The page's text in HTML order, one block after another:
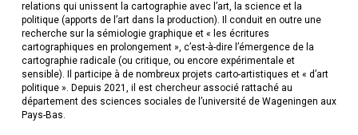
relations qui unissent la cartographie avec l’art, la science et la
politique (apports de l’art dans la production). Il conduit en outre une
recherche sur la sémiologie graphique et « les écritures
cartographiques en prolongement », c’est-à-dire l’émergence de la
cartographie radicale (ou critique, ou encore expérimentale et
sensible). Il participe à de nombreux projets carto-artistiques et « d’art
politique ». Depuis 2021, il est chercheur associé rattaché au
département des sciences sociales de l’université de Wageningen aux
Pays-Bas.